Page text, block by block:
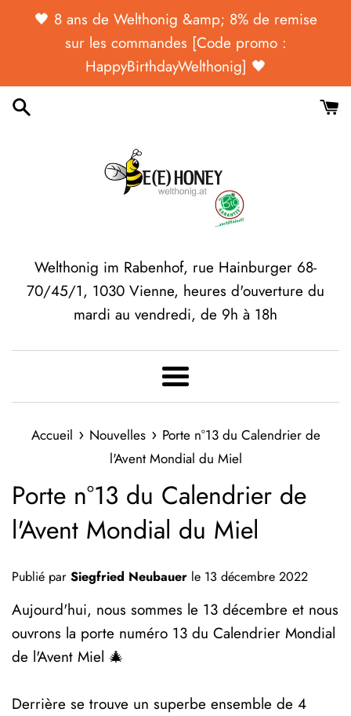
Passer🖤 ​​​​8 ans de Welthonig &amp; 8% de remise
sur les commandes [Code promo :
HappyBirthdayWelthonig] 🖤
Welthonig im Rabenhof, rue Hainburger 68-
70/45/1, 1030 Vienne, heures d'ouverture du
mardi au vendredi, de 9h à 18h
Menu
Accueil › Nouvelles › Porte n°13 du Calendrier de
l'Avent Mondial du Miel
Porte n°13 du Calendrier de
l'Avent Mondial du Miel
Publié par Siegfried Neubauer le 13 décembre 2022
Aujourd'hui, nous sommes le 13 décembre et nous
ouvrons la porte numéro 13 du Calendrier Mondial
de l'Avent Miel 🎄
Derrière se trouve un superbe ensemble de 4